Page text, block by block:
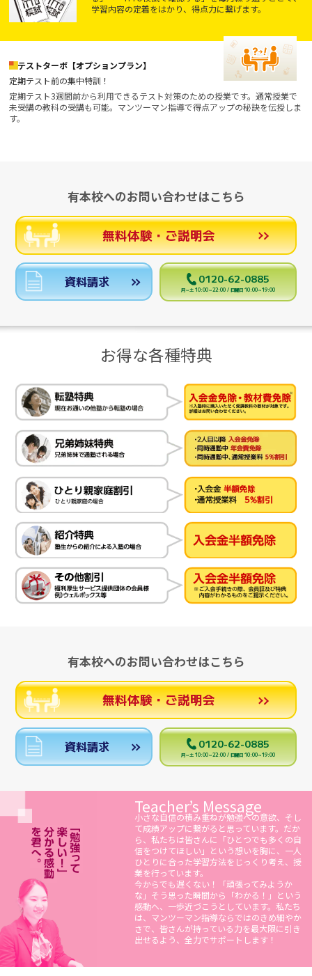
学習内容の定着をはかり、得点力に繋げます。
テストターボ【オプションプラン】
定期テスト前の集中特訓！
定期テスト3週間前から利用できるテスト対策のための授業です。通常授業で
未受講の教科の受講も可能。マンツーマン指導で得点アップの秘訣を伝授しま
す。
有本校へのお問い合わせはこちら
無料体験・ご説明会
資料請求 0120-62-0885
月～土 10:00～22:00 / 日曜日 10:00～19:00
お得な各種特典
有本校へのお問い合わせはこちら
無料体験・ご説明会
資料請求 0120-62-0885
月～土 10:00～22:00 / 日曜日 10:00～19:00
Teacher’s Message
小さな自信の積み重ねが勉強への意欲、そし
て成績アップに繋がると思っています。だか
ら、私たちは皆さんに「ひとつでも多くの自
信をつけてほしい」という想いを胸に、一人
ひとりに合った学習方法をじっくり考え、授
業を行っています。
今からでも遅くない！「頑張ってみようか
な」そう思った瞬間から「わかる！」という
感動へ、一歩近づこうとしています。私たち
は、マンツーマン指導ならではのきめ細やか
さで、皆さんが持っている力を最大限に引き
出せるよう、全力でサポートします！